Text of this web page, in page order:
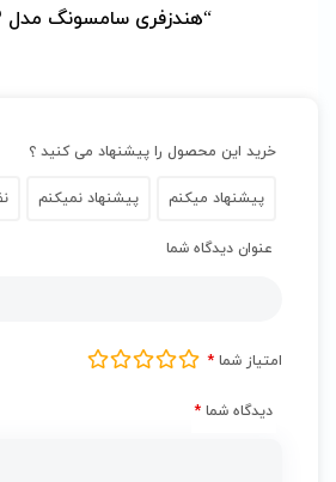
“هندزفری سامسونگ مدل HS1303”
خرید این محصول را پیشنهاد می کنید ؟
پیشنهاد میکنم پیشنهاد نمیکنم
عنوان دیدگاه شما
امتیاز شما *
دیدگاه شما *